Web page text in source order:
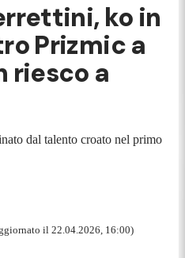
ko in
Prizmic a
riesco a
dal talento croato nel primo
il 22.04.2026, 16:00)